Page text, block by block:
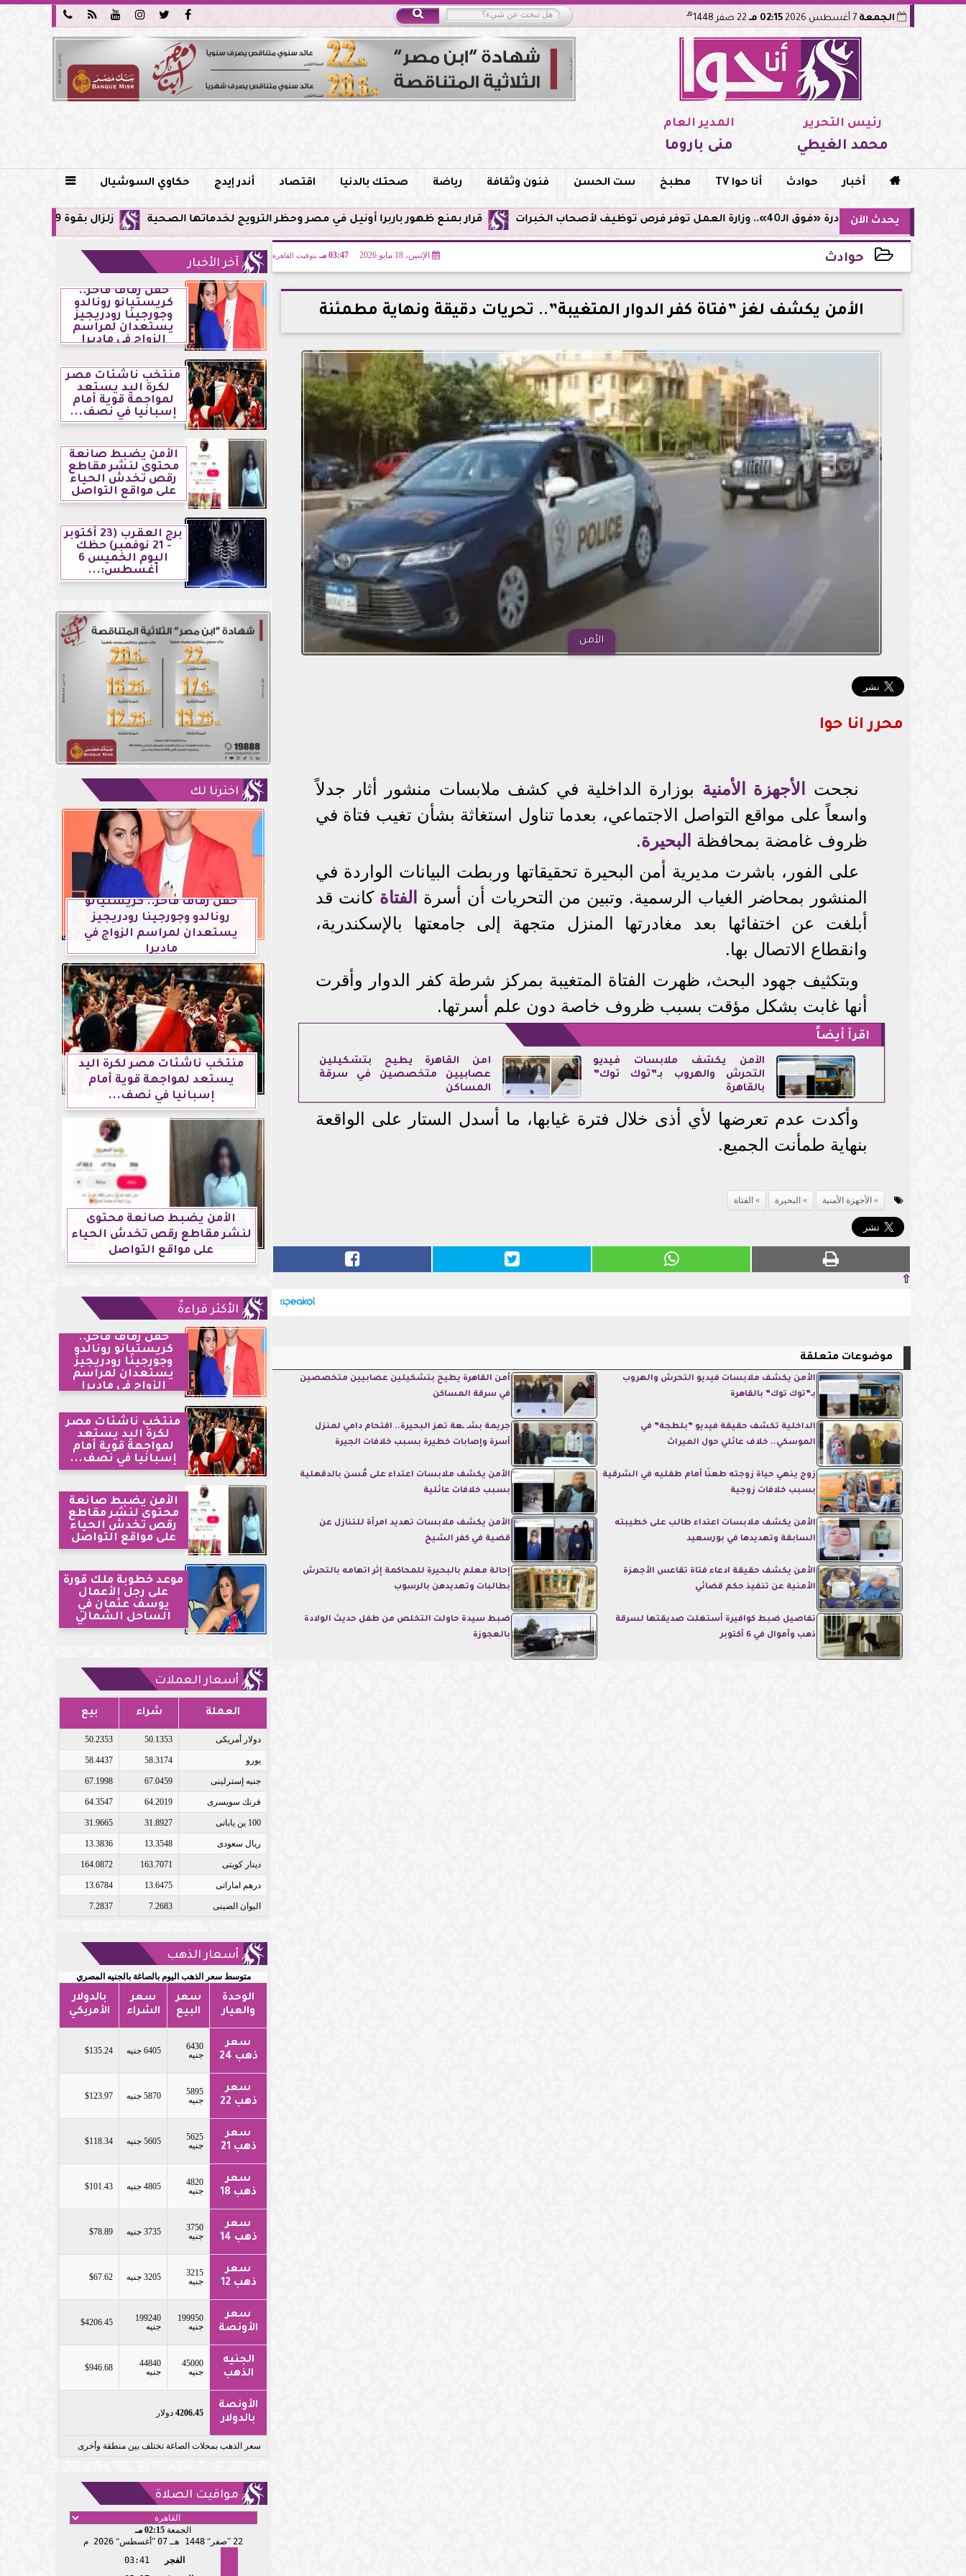





 الجمعة 02:15 مـ هـ
رئيس التحرير
محمد الغيطي
المدير العام
منى باروما
 أخبار حوادث أنا حوا TV مطبخ ست الحسن فنون وثقافة رياضة صحتك بالدنيا اقتصاد أندر إيدج حكاوي السوشيال 
يحدث الآن زلزال بقوة 5.9 ريختر يشعر به سكان القاهرة وعدة محافظات.. مركزه شرق البحر المتوسط قرار بمنع ظهور باربرا أونيل في مصر وحظر الترويج لخدماتها الصحية مبادرة «فوق الـ40».. وزارة العمل توفر فرص توظيف لأصحاب الخبرات
حوادث الإثنين، 18 مايو 2026 03:47 مـ بتوقيت القاهرة
2026-05-18 15:47:41
الأمن يكشف لغز ”فتاة كفر الدوار المتغيبة”.. تحريات دقيقة ونهاية مطمئنة
الأمن
محرر انا حوا
نجحت الأجهزة الأمنية بوزارة الداخلية في كشف ملابسات منشور أثار جدلاً
واسعاً على مواقع التواصل الاجتماعي، بعدما تناول استغاثة بشأن تغيب فتاة في
ظروف غامضة بمحافظة البحيرة.
على الفور، باشرت مديرية أمن البحيرة تحقيقاتها وربطت البيانات الواردة في
المنشور بمحاضر الغياب الرسمية. وتبين من التحريات أن أسرة
الفتاة كانت قد
أبلغت عن اختفائها بعد مغادرتها المنزل متجهة إلى جامعتها بالإسكندرية،
وانقطاع الاتصال بها.
وبتكثيف جهود البحث، ظهرت الفتاة المتغيبة بمركز شرطة كفر الدوار وأقرت
أنها غابت بشكل مؤقت بسبب ظروف خاصة دون علم أسرتها.
اقرأ أيضاً
الأمن يكشف ملابسات فيديو
التحرش والهروب بـ”توك توك”
بالقاهرة
أمن القاهرة يطيح بتشكيلين
عصابيين متخصصين في سرقة
المساكن
وأكدت عدم تعرضها لأي أذى خلال فترة غيابها، ما أسدل الستار على الواقعة
بنهاية طمأنت الجميع.
الأجهزة الأمنية البحيرة الفتاة
⇧
موضوعات متعلقة
الأمن يكشف ملابسات فيديو التحرش والهروب
بـ”توك توك” بالقاهرة
أمن القاهرة يطيح بتشكيلين عصابيين متخصصين
في سرقة المساكن
الداخلية تكشف حقيقة فيديو ”بلطجة” في
الموسكي.. خلاف عائلي حول الميراث
جريمة بشـ ـعة تهز البحيرة.. اقتحام دامي لمنزل
أسرة وإصابات خطيرة بسبب خلافات الجيرة
زوج ينهي حياة زوجته طعنًا أمام طفليه في الشرقية
بسبب خلافات زوجية
الأمن يكشف ملابسات اعتداء على مُسن بالدقهلية
بسبب خلافات عائلية
الأمن يكشف ملابسات اعتداء طالب على خطيبته
السابقة وتهديدها في بورسعيد
الأمن يكشف ملابسات تهديد امرأة للتنازل عن
قضية في كفر الشيخ
الأمن يكشف حقيقة ادعاء فتاة تقاعس الأجهزة
الأمنية عن تنفيذ حكم قضائي
إحالة معلم بالبحيرة للمحاكمة إثر اتهامه بالتحرش
بطالبات وتهديدهن بالرسوب
تفاصيل ضبط كوافيرة أستغلت صديقتها لسرقة
ذهب وأموال في 6 أكتوبر
ضبط سيدة حاولت التخلص من طفل حديث الولادة
بالعجوزة
آخر الأخبار
حفل زفاف فاخر..
كريستيانو رونالدو
وجورجينا رودريجيز
يستعدان لمراسم
الزواج في ماديرا
منتخب ناشئات مصر
لكرة اليد يستعد
لمواجهة قوية أمام
إسبانيا في نصف...
الأمن يضبط صانعة
محتوى لنشر مقاطع
رقص تخدش الحياء
على مواقع التواصل
برج العقرب (23 أكتوبر
- 21 نوفمبر) حظك
اليوم الخميس 6
أغسطس:...
اخترنا لك
حفل زفاف فاخر.. كريستيانو
رونالدو وجورجينا رودريجيز
يستعدان لمراسم الزواج في
ماديرا
منتخب ناشئات مصر لكرة اليد
يستعد لمواجهة قوية أمام
إسبانيا في نصف...
الأمن يضبط صانعة محتوى
لنشر مقاطع رقص تخدش الحياء
على مواقع التواصل
الأكثر قراءةً
حفل زفاف فاخر..
كريستيانو رونالدو
وجورجينا رودريجيز
يستعدان لمراسم
الزواج في ماديرا
منتخب ناشئات مصر
لكرة اليد يستعد
لمواجهة قوية أمام
إسبانيا في نصف...
الأمن يضبط صانعة
محتوى لنشر مقاطع
رقص تخدش الحياء
على مواقع التواصل
موعد خطوبة ملك قورة
على رجل الأعمال
يوسف عثمان في
الساحل الشمالي
أسعار العملات
العملة شراء بيع
دولار أمريكى 50.1353
50.2353
يورو 58.3174
58.4437
جنيه إسترلينى 67.0459
67.1998
فرنك سويسرى 64.2019
64.3547
100 ين يابانى 31.8927
31.9665
ريال سعودى 13.3548
13.3836
دينار كويتى 163.7071
164.0872
درهم اماراتى 13.6475
13.6784
اليوان الصينى 7.2683
7.2837
أسعار الذهب
متوسط سعر الذهب اليوم بالصاغة بالجنيه المصري
الوحدة
والعيار
سعر
البيع
سعر
الشراء
بالدولار
الأمريكي
سعر
ذهب 24
6430
جنيه
6405 جنيه $135.24
سعر
ذهب 22
5895
جنيه
5870 جنيه $123.97
سعر
ذهب 21
5625
جنيه
5605 جنيه $118.34
سعر
ذهب 18
4820
جنيه
4805 جنيه $101.43
سعر
ذهب 14
3750
جنيه
3735 جنيه $78.89
سعر
ذهب 12
3215
جنيه
3205 جنيه $67.62
سعر
الأونصة
199950
جنيه
199240
جنيه
$4206.45
الجنيه
الذهب
45000
جنيه
44840
جنيه
$946.68
الأونصة
بالدولار
4206.45 دولار
سعر الذهب بمحلات الصاغة تختلف بين منطقة وأخرى
مواقيت الصلاة
الجمعة 02:15 مـ
22 صفر 1448 هـ 07 أغسطس 2026 م
الفجر
03:41